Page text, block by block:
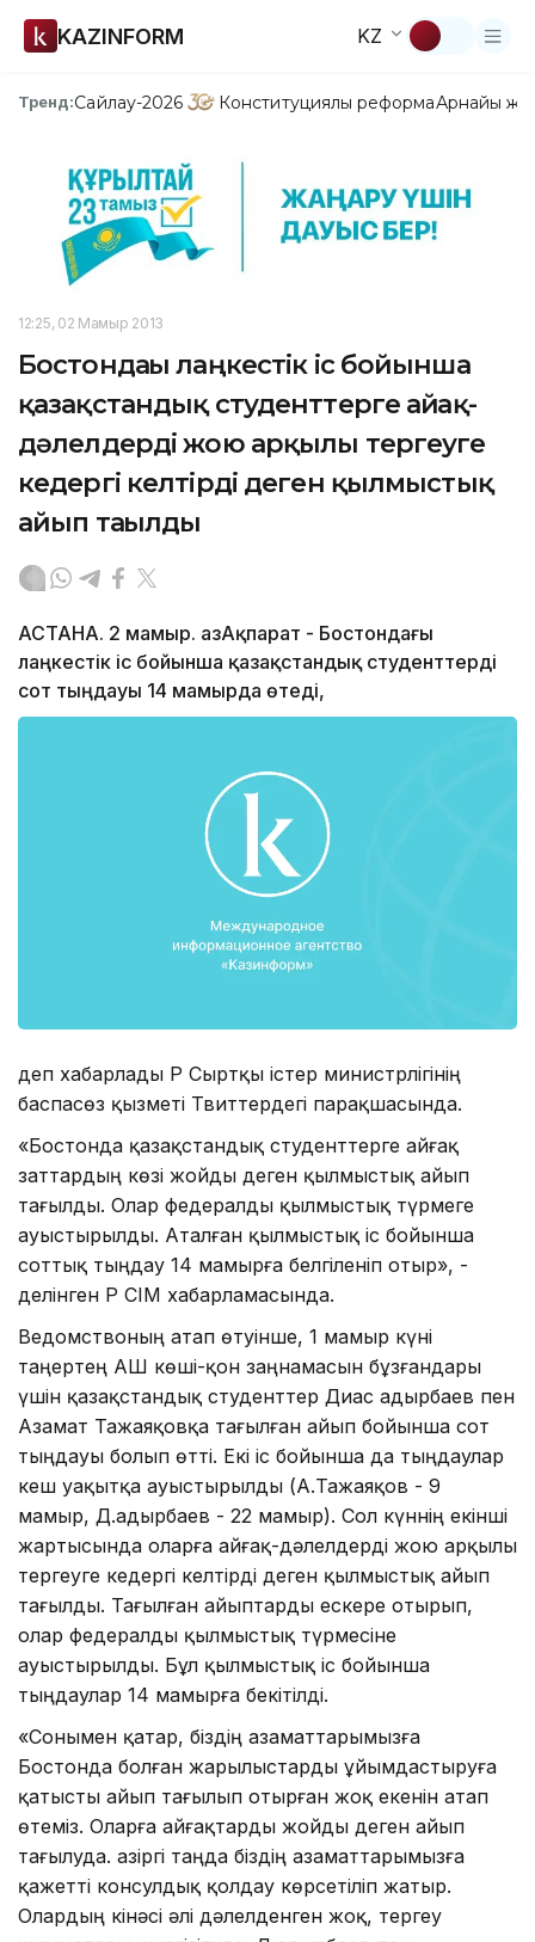
KAZINFORM KZ
Тренд:Сайлау-2026 Конституциялық реформаАрнайы
12:25, 02 Мамыр 2013
Бостондағы лаңкестік іс бойынша
қазақстандық студенттерге айғақ-
дәлелдерді жою арқылы тергеуге
кедергі келтірді деген қылмыстық
айып тағылды
АСТАНА. 2 мамыр. ҚазАқпарат - Бостондағы
лаңкестік іс бойынша қазақстандық студенттерді
сот тыңдауы 14 мамырда өтеді,
деп хабарлады ҚР Сыртқы істер министрлігінің
баспасөз қызметі Твиттердегі парақшасында.
«Бостонда қазақстандық студенттерге айғақ
заттардың көзі жойды деген қылмыстық айып
тағылды. Олар федералды қылмыстық түрмеге
ауыстырылды. Аталған қылмыстық іс бойынша
соттық тыңдау 14 мамырға белгіленіп отыр», -
делінген ҚР СІМ хабарламасында.
Ведомствоның атап өтуінше, 1 мамыр күні
таңертең АҚШ көші-қон заңнамасын бұзғандары
үшін қазақстандық студенттер Диас Қадырбаев пен
Азамат Тажаяқовқа тағылған айып бойынша сот
тыңдауы болып өтті. Екі іс бойынша да тыңдаулар
кеш уақытқа ауыстырылды (А.Тажаяқов - 9
мамыр, Д.Қадырбаев - 22 мамыр). Сол күннің екінші
жартысында оларға айғақ-дәлелдерді жою арқылы
тергеуге кедергі келтірді деген қылмыстық айып
тағылды. Тағылған айыптарды ескере отырып,
олар федералды қылмыстық түрмесіне
ауыстырылды. Бұл қылмыстық іс бойынша
тыңдаулар 14 мамырға бекітілді.
«Сонымен қатар, біздің азаматтарымызға
Бостонда болған жарылыстарды ұйымдастыруға
қатысты айып тағылып отырған жоқ екенін атап
өтеміз. Оларға айғақтарды жойды деген айып
тағылуда. Қазіргі таңда біздің азаматтарымызға
қажетті консулдық қолдау көрсетіліп жатыр.
Олардың кінәсі әлі дәлелденген жоқ, тергеу